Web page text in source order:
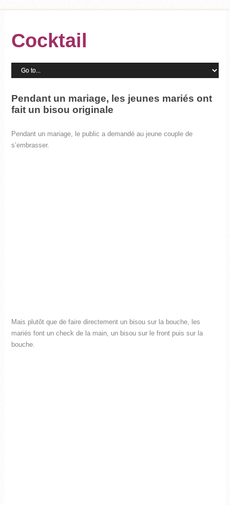
Cocktail
Pendant un mariage, les jeunes mariés ont
fait un bisou originale
Pendant un mariage, le public a demandé au jeune couple de
s’embrasser.
Mais plutôt que de faire directement un bisou sur la bouche, les
mariés font un check de la main, un bisou sur le front puis sur la
bouche.